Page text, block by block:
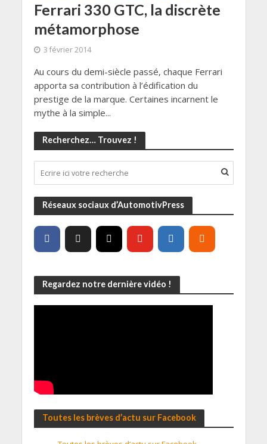
Ferrari 330 GTC, la discrète
métamorphose
3 février 2014
Au cours du demi-siècle passé, chaque Ferrari
apporta sa contribution à l’édification du
prestige de la marque. Certaines incarnent le
mythe à la simple...
Recherchez… Trouvez !
Réseaux sociaux d’AutomotivPress
Regardez notre dernière vidéo !
Toutes les brèves d’actu sur Facebook